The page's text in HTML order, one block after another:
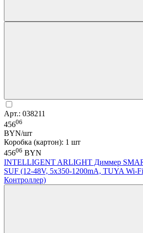
Арт.: 038211
45606
BYN/шт
Коробка (картон): 1 шт
45606 BYN
INTELLIGENT ARLIGHT Диммер
SUF (12-48V, 5x350-1200mA, TUYA Wi-
Контроллер)